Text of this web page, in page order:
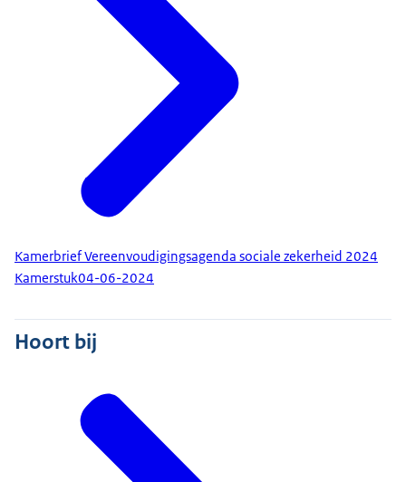
Kamerbrief Vereenvoudigingsagenda sociale zekerheid 2024
Kamerstuk04-06-2024
Hoort bij